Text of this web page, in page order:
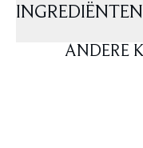
INGREDIËNTEN
ANDERE